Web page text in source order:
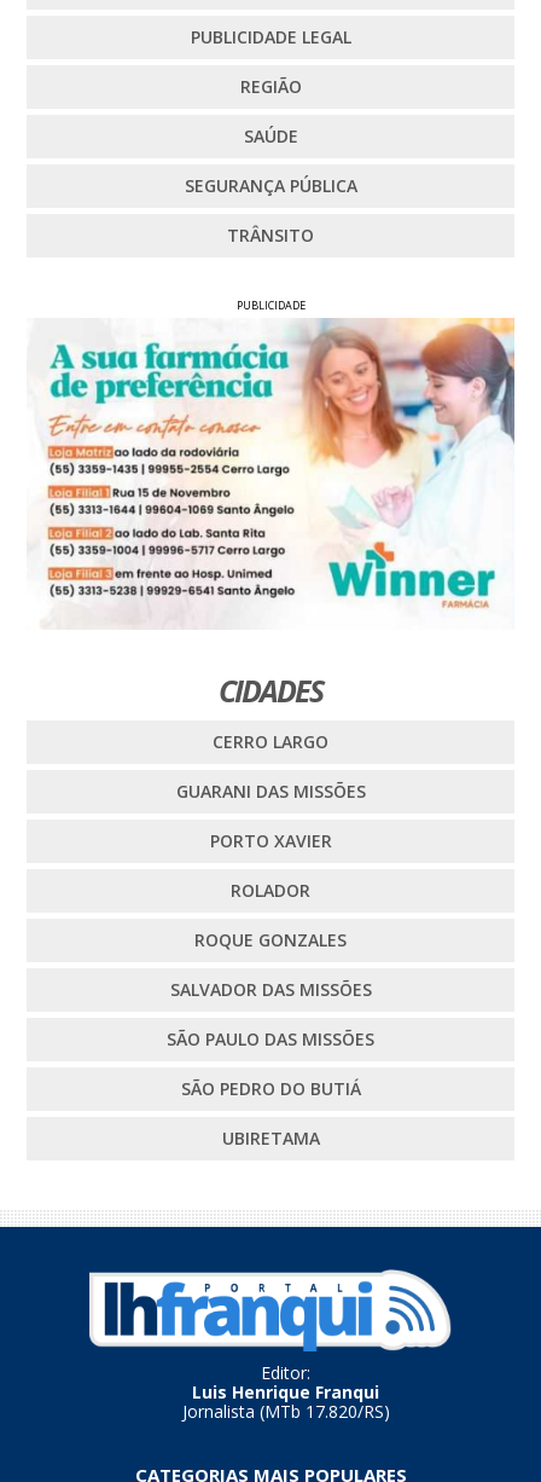
PUBLICIDADE LEGAL
REGIÃO
SAÚDE
SEGURANÇA PÚBLICA
TRÂNSITO
PUBLICIDADE
CIDADES
CERRO LARGO
GUARANI DAS MISSÕES
PORTO XAVIER
ROLADOR
ROQUE GONZALES
SALVADOR DAS MISSÕES
SÃO PAULO DAS MISSÕES
SÃO PEDRO DO BUTIÁ
UBIRETAMA
Editor:
Luis Henrique Franqui
Jornalista (MTb 17.820/RS)
CATEGORIAS MAIS POPULARES